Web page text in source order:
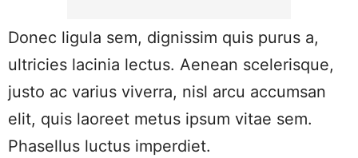
Donec ligula sem, dignissim quis purus a,
ultricies lacinia lectus. Aenean scelerisque,
justo ac varius viverra, nisl arcu accumsan
elit, quis laoreet metus ipsum vitae sem.
Phasellus luctus imperdiet.